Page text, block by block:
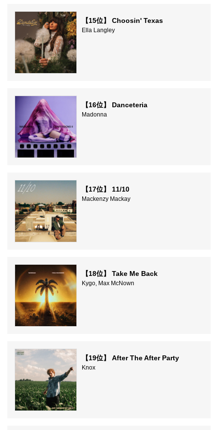
【15位】 Choosin' Texas
Ella Langley
【16位】 Danceteria
Madonna
【17位】 11/10
Mackenzy Mackay
【18位】 Take Me Back
Kygo, Max McNown
【19位】 After The After Party
Knox